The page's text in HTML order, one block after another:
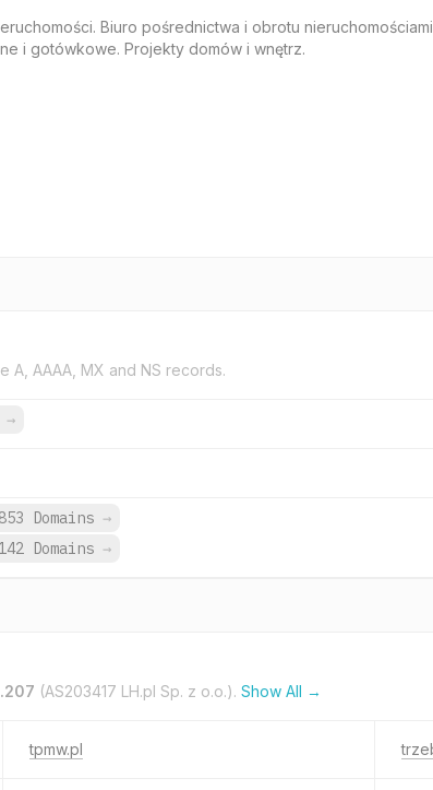
Biuro pośrednictwa i obrotu
i gotówkowe. Projekty domów i wnętrz.
A, AAAA, MX and NS records.
→
Domains →
Domains →
(AS203417 LH.pl Sp. z o.o.). Show All →
tpmw.pl